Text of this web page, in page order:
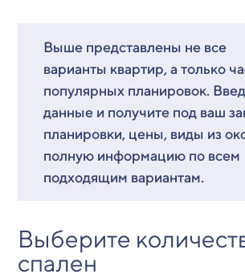
Выше представлены не все
варианты квартир, а только
популярных планировок.
данные и получите под ваш
планировки, цены, виды из
полную информацию по всем
подходящим вариантам.
Выберите
спален